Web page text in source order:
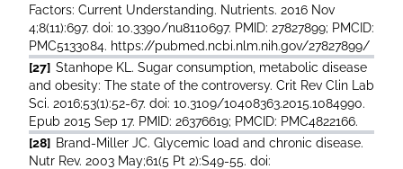
Factors: Current Understanding. Nutrients. 2016 Nov
4;8(11):697. doi: 10.3390/nu8110697. PMID: 27827899; PMCID:
PMC5133084. https://pubmed.ncbi.nlm.nih.gov/27827899/
[27] Stanhope KL. Sugar consumption, metabolic disease
and obesity: The state of the controversy. Crit Rev Clin Lab
Sci. 2016;53(1):52-67. doi: 10.3109/10408363.2015.1084990.
Epub 2015 Sep 17. PMID: 26376619; PMCID: PMC4822166.
[28] Brand-Miller JC. Glycemic load and chronic disease.
Nutr Rev. 2003 May;61(5 Pt 2):S49-55. doi: